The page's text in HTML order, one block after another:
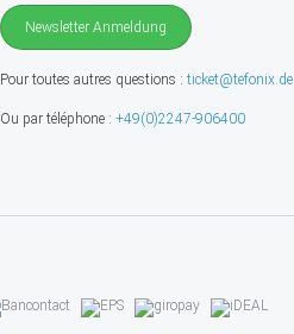
Newsletter Anmeldung
Pour toutes autres questions : ticket@tefonix.de
Ou par téléphone : +49(0)2247-906400